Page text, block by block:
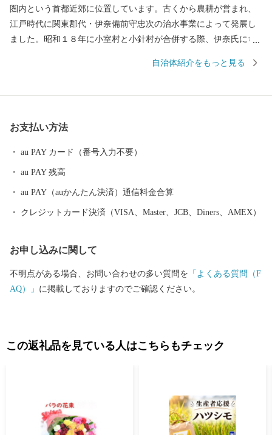
圏内という首都近郊に位置しています。古くから農耕が営まれ、
江戸時代に関東郡代・伊奈備前守忠次の治水事業によって発展し
ました。昭和１８年に小室村と小針村が合併する際、伊奈氏にち
通伊奈線（ニューシャトル）の開通により、商工業の発展もめま
自治体紹介をもっと見る
お支払い方法
au PAY カード（番号入力不要）
au PAY 残高
au PAY（auかんたん決済）通信料金合算
クレジットカード決済（VISA、Master、JCB、Diners、AMEX）
お申し込みに関して
不明点がある場合、お問い合わせの多い質問を 「よくある質問（F
AQ）」 に掲載しておりますのでご確認ください。
この返礼品を見ている人はこちらもチェック